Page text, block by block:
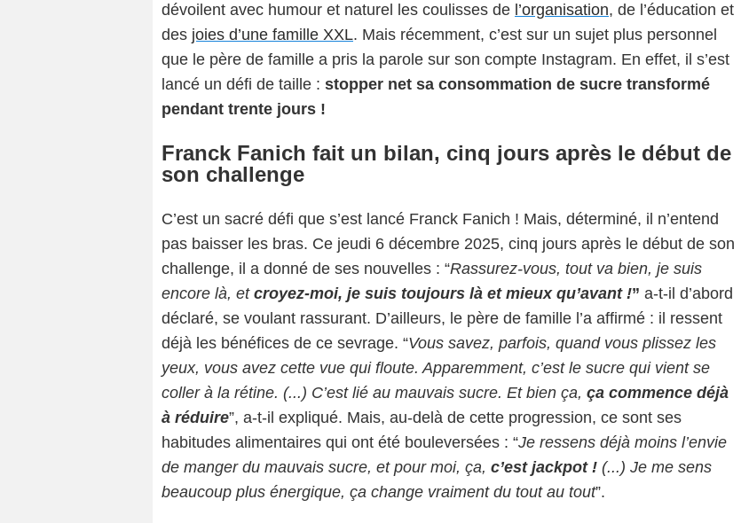
dévoilent avec humour et naturel les coulisses de l’organisation, de l’éducation et
des joies d’une famille XXL. Mais récemment, c’est sur un sujet plus personnel
que le père de famille a pris la parole sur son compte Instagram. En effet, il s’est
lancé un défi de taille : stopper net sa consommation de sucre transformé
pendant trente jours !
Franck Fanich fait un bilan, cinq jours après le début de
son challenge
C’est un sacré défi que s’est lancé Franck Fanich ! Mais, déterminé, il n’entend
pas baisser les bras. Ce jeudi 6 décembre 2025, cinq jours après le début de son
challenge, il a donné de ses nouvelles : “Rassurez-vous, tout va bien, je suis
encore là, et croyez-moi, je suis toujours là et mieux qu’avant !” a-t-il d’abord
déclaré, se voulant rassurant. D’ailleurs, le père de famille l’a affirmé : il ressent
déjà les bénéfices de ce sevrage. “Vous savez, parfois, quand vous plissez les
yeux, vous avez cette vue qui floute. Apparemment, c’est le sucre qui vient se
coller à la rétine. (...) C’est lié au mauvais sucre. Et bien ça, ça commence déjà
à réduire”, a-t-il expliqué. Mais, au-delà de cette progression, ce sont ses
habitudes alimentaires qui ont été bouleversées : “Je ressens déjà moins l’envie
de manger du mauvais sucre, et pour moi, ça, c’est jackpot ! (...) Je me sens
beaucoup plus énergique, ça change vraiment du tout au tout”.